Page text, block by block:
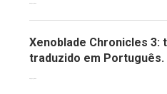
Xenoblade Chronicles
traduzido em Português.